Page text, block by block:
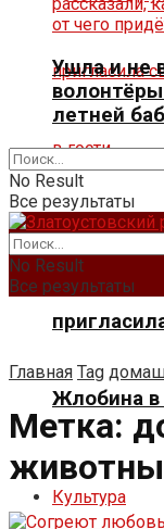
Мосты
Жлобина в
Культура
Ушла и не
летней
No Result
Все результаты
No Result
Все результаты
Главная Tag
Метка: